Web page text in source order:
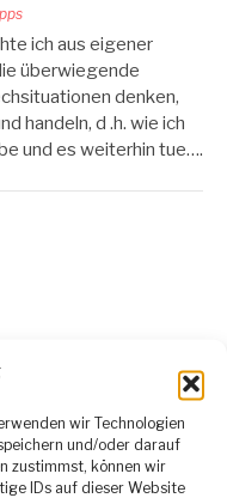
wir Technologien
und/oder darauf
zustimmst, können wir
IDs auf dieser Website
ich aus eigener
überwiegende
denken,
handeln, d .h. wie ich
und es weiterhin tue….